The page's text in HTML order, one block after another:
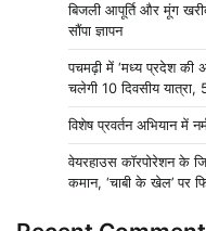
बिजली आपूर्ति और मूंग
सौंपा ज्ञापन
पचमढ़ी में ‘मध्य प्रदेश की
चलेगी 10 दिवसीय
विशेष प्रवर्तन अभियान में
वेयरहाउस कॉरपोरेशन के
कमान, ‘चाबी के खेल’ पर